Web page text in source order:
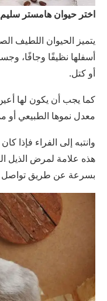
اختر حيوان هامستر
يتميز الحيوان اللطيف
أسفلها نظيفًا وجافًا،
أو كتل.
كما يجب أن يكون لها
معدل نموها الطبيعي أو
وانتبه إلى الفراء فإذا
هذه علامة لمرض الذيل
بسرعة عن طريق تواصل